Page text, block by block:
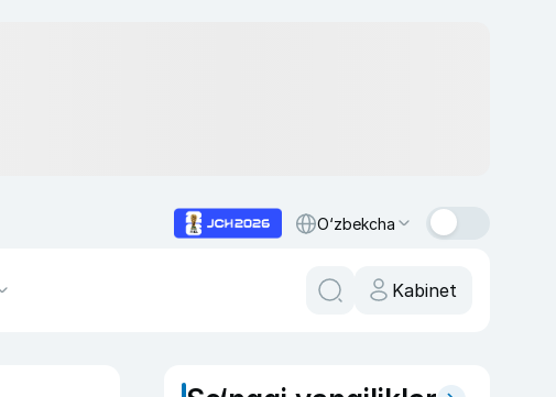
O‘zbekcha
Kabinet